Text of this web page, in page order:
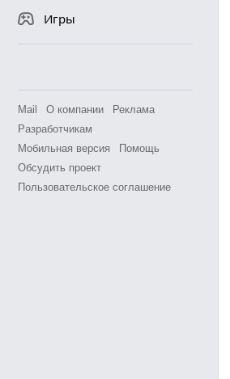
Игры
Mail О компании
Реклама
Разработчикам
Мобильная версия
Помощь
Обсудить проект
Пользовательское соглашение